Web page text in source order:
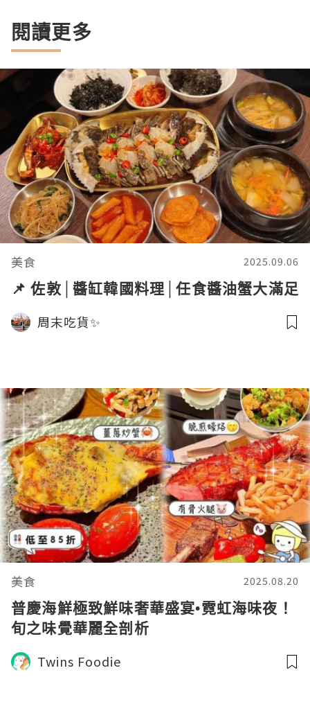
閱讀更多
美食 2025.09.06
📌 佐敦│醬缸韓國料理│任食醬油蟹大滿足
周末吃貨✨
美食 2025.08.20
普慶海鮮極致鮮味奢華盛宴•霓虹海味夜！
旬之味覺華麗全剖析
Twins Foodie